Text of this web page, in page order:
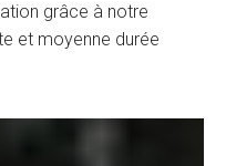
grâce à notre
et moyenne durée